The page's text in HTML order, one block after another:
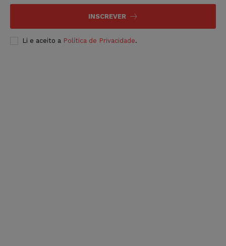
INSCREVER
Li e aceito a Política de Privacidade.